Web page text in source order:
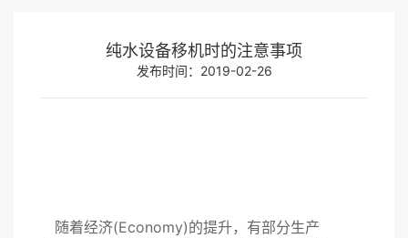
纯水设备移机时的注意事项
发布时间：2019-02-26
随着经济(Economy)的提升，有部分生产